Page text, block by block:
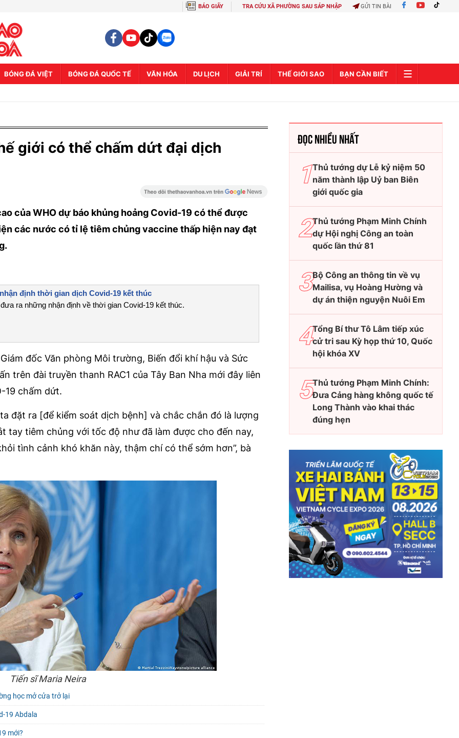
BÁO GIẤY TRA CỨU XÃ PHƯỜNG SAU SÁP NHẬP GỬI TIN BÀI
BÓNG ĐÁ VIỆT BÓNG ĐÁ QUỐC TẾ VĂN HÓA DU LỊCH GIẢI TRÍ THẾ GIỚI SAO BẠN CẦN BIẾT
giới có thể chấm dứt đại dịch
của WHO dự báo khủng hoảng Covid-19 có thể được
các nước có tỉ lệ tiêm chủng vaccine thấp hiện nay đạt
định thời gian dịch Covid-19 kết thúc
ra những nhận định về thời gian Covid-19 kết thúc.
đốc Văn phòng Môi trường, Biến đổi khí hậu và Sức
trên đài truyền thanh RAC1 của Tây Ban Nha mới đây liên
19 chấm dứt.
đặt ra [để kiểm soát dịch bệnh] và chắc chắn đó là lượng
tay tiêm chủng với tốc độ như đã làm được cho đến nay,
tình cảnh khó khăn này, thậm chí có thể sớm hơn”, bà
Tiến sĩ Maria Neira
học mở cửa trở lại
19 Abdala
mới?
ĐỌC NHIỀU NHẤT
Thủ tướng dự Lễ kỷ niệm 50
năm thành lập Uỷ ban Biên
giới quốc gia
Thủ tướng Phạm Minh Chính
dự Hội nghị Công an toàn
quốc lần thứ 81
Bộ Công an thông tin về vụ
Mailisa, vụ Hoàng Hường và
dự án thiện nguyện Nuôi Em
Tổng Bí thư Tô Lâm tiếp xúc
cử tri sau Kỳ họp thứ 10, Quốc
hội khóa XV
Thủ tướng Phạm Minh Chính:
Đưa Cảng hàng không quốc tế
Long Thành vào khai thác
đúng hẹn